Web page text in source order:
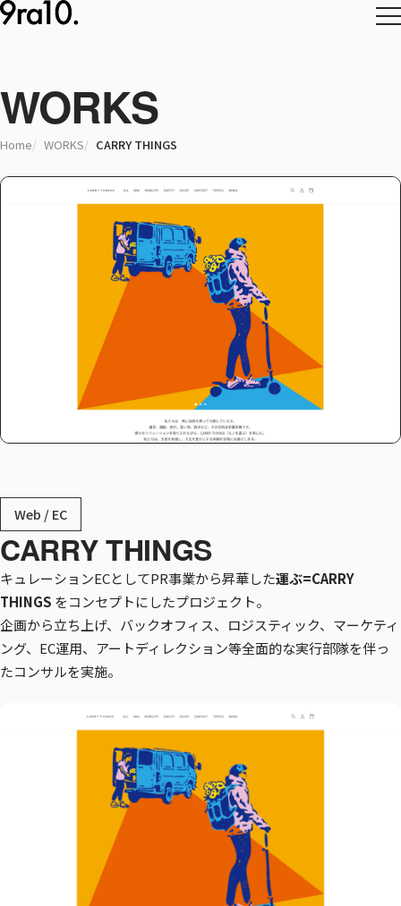
WORKS
Home WORKS CARRY THINGS
Web / EC
CARRY THINGS
キュレーションECとしてPR事業から昇華した運ぶ=CARRY
THINGS をコンセプトにしたプロジェクト。
企画から立ち上げ、バックオフィス、ロジスティック、マーケティ
ング、EC運用、アートディレクション等全面的な実行部隊を伴っ
たコンサルを実施。